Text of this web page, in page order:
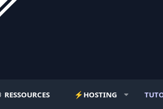
RESSOURCES ⚡️HOSTING